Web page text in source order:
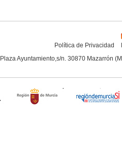
Política de Privacidad
Plaza Ayuntamiento,s/n. 30870 Mazarrón